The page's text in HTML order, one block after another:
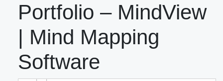
Portfolio – MindView
| Mind Mapping
Software